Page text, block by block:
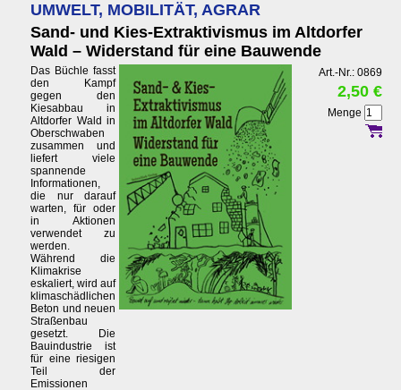
UMWELT, MOBILITÄT, AGRAR
Sand- und Kies-Extraktivismus im Altdorfer
Wald – Widerstand für eine Bauwende
Das Büchle fasst
den Kampf
gegen den
Kiesabbau in
Altdorfer Wald in
Oberschwaben
zusammen und
liefert viele
spannende
Informationen,
die nur darauf
warten, für oder
in Aktionen
verwendet zu
werden.
Während die
Klimakrise
eskaliert, wird auf
klimaschädlichen
Beton und neuen
Straßenbau
gesetzt. Die
Bauindustrie ist
für eine riesigen
Teil der
Emissionen
Art.-Nr.: 0869
2,50 €
Menge